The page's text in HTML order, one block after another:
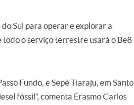
Sul para operar e explorar a
o serviço terrestre usará o Be8
Fundo, e Sepé Tiaraju, em Santo
fóssil”, comenta Erasmo Carlos